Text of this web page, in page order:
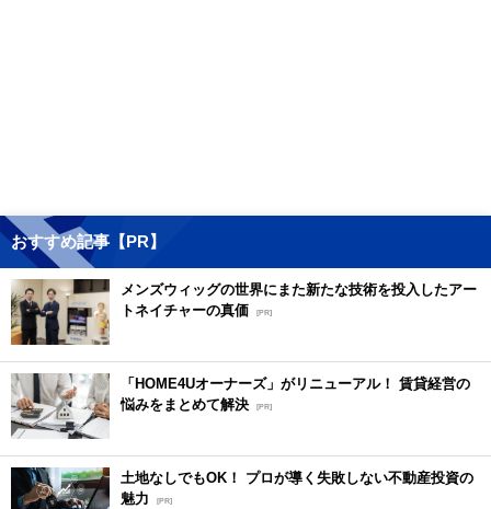
おすすめ記事【PR】
メンズウィッグの世界にまた新たな技術を投入したアー
トネイチャーの真価 [PR]
「HOME4Uオーナーズ」がリニューアル！ 賃貸経営の
悩みをまとめて解決 [PR]
土地なしでもOK！ プロが導く失敗しない不動産投資の
魅力
[PR]